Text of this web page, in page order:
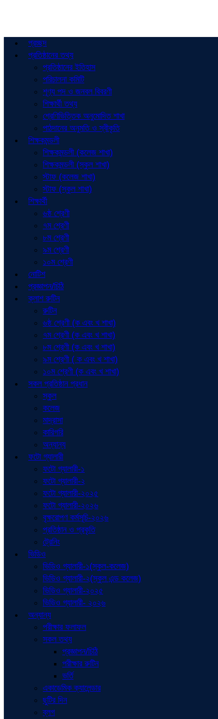
প্রচ্ছদ
প্রতিষ্ঠানের তথ্য
প্রতিষ্ঠানের ইতিহাস
পরিচালনা কমিটি
শূণ্য পদ ও জনবল বিবরণী
শিক্ষার্থী তথ্য
শ্রেণিভিত্তিক অনুমোদিত শাখা
পাঠদানের অনুমতি ও স্বীকৃতি
শিক্ষকমন্ডলী
শিক্ষকমন্ডলী (কলেজ শাখা)
শিক্ষকমন্ডলী (স্কুল শাখা)
স্টাফ (কলেজ শাখা)
স্টাফ (স্কুল শাখা)
শিক্ষার্থী
৬ষ্ঠ শ্রেণী
৭ম শ্রেণী
৮ম শ্রেণী
৯ম শ্রেণী
১০ম শ্রেণী
নোটিশ
প্রজ্ঞাপন/চিঠি
ক্লাশ রুটিন
রুটিন
৬ষ্ঠ শ্রেণী (ক এবং খ শাখা)
৭ম শ্রেণী (ক এবং খ শাখা)
৮ম শ্রেণী (ক এবং খ শাখা)
৯ম শ্রেণী ( ক এবং খ শাখা)
১০ম শ্রেণী (ক এবং খ শাখা)
সকল প্রতিষ্ঠান প্রধান
স্কুল
কলেজ
মাদ্রাসা
কারিগরি
অন্যান্য
ফটো গ্যালারী
ফটো গ্যালারী-১
ফটো গ্যালারী-২
ফটো গ্যালারী-২০২৫
ফটো গ্যালারী-২০২৬
বৃক্ষরোপণ কর্মসূচি-২০২৬
প্রতিষ্ঠান ও প্রকৃতি
ট্রেনিং
ভিডিও
ভিডিও গ্যালারী-১(স্কুল-কলেজ)
ভিডিও গ্যালারী-২(স্কুল এন্ড কলেজ)
ভিডিও গ্যালারী-২০২৫
ভিডিও গ্যালারী- ২০২৬
অন্যান্য
পরীক্ষার ফলাফল
সকল তথ্য
প্রজ্ঞাপন/চিঠি
পরীক্ষার রুটিন
ভর্তি
একাডেমিক ক্যালেন্ডার
ছুটির দিন
ব্লগ